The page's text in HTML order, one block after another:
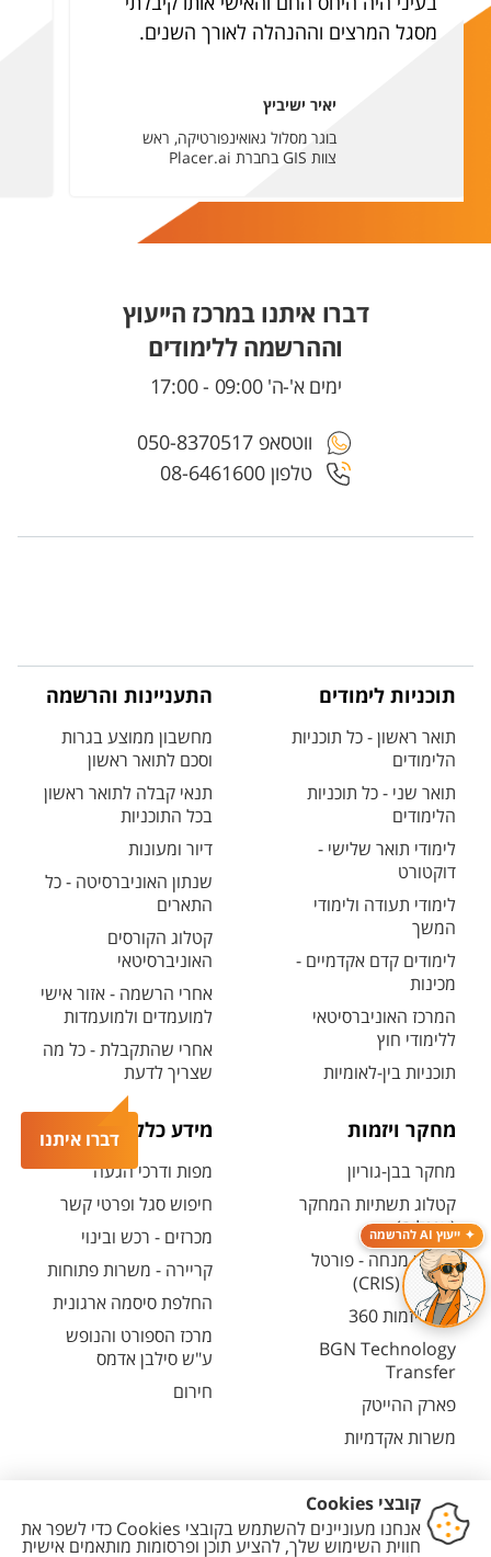
דברו איתנו
ייעוץ AI להרשמה
מסגל המרצים וההנהלה לאורך השנים.
יאיר ישיביץ
בוגר מסלול גאואינפורטיקה, ראש
צוות GIS בחברת Placer.ai
דברו איתנו במרכז הייעוץ
וההרשמה ללימודים
ימים א'-ה' 09:00 - 17:00
טלפון 08-6461600
ווטסאפ 050-8370517
תוכניות לימודים
תואר ראשון - כל תוכניות
הלימודים
תואר שני - כל תוכניות
הלימודים
לימודי תואר שלישי -
דוקטורט
לימודי תעודה ולימודי
המשך
לימודים קדם אקדמיים -
מכינות
המרכז האוניברסיטאי
ללימודי חוץ
תוכניות בין-לאומיות
התעניינות והרשמה
מחשבון ממוצע בגרות
וסכם לתואר ראשון
תנאי קבלה לתואר ראשון
בכל התוכניות
דיור ומעונות
שנתון האוניברסיטה - כל
התארים
קטלוג הקורסים
האוניברסיטאי
אחרי הרשמה - אזור אישי
למועמדים ולמועמדות
אחרי שהתקבלת - כל מה
שצריך לדעת
מחקר ויזמות
מחקר בבן-גוריון
קטלוג תשתיות המחקר
(אנגלית)
חיפוש מנחה - פורטל
המחקר (CRIS)
מרכז יזמות 360
BGN Technology
Transfer
פארק ההייטק
משרות אקדמיות
מידע כללי
מפות ודרכי הגעה
חיפוש סגל ופרטי קשר
מכרזים - רכש ובינוי
קריירה - משרות פתוחות
החלפת סיסמה ארגונית
מרכז הספורט והנופש
ע"ש סילבן אדמס
חירום